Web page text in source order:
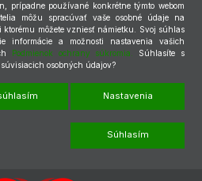
prípadne používané konkrétne týmto webom
môžu spracúvať vaše osobné údaje na
môžete vzniesť námietku. Svoj súhlas
informácie a možnosti nastavenia vašich
Podmienok ochrany súkromia.
Súhlasíte s
osobných údajov?
Nastavenia
Súhlasím